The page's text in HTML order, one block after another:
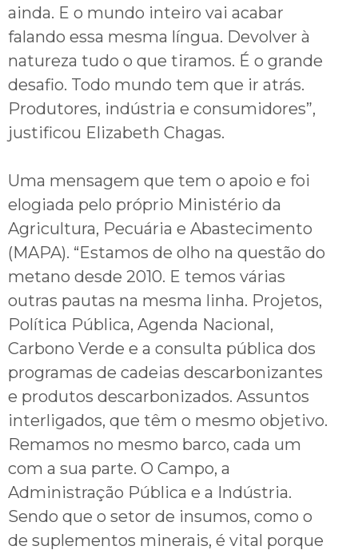
ainda. E o mundo inteiro vai acabar
falando essa mesma língua. Devolver à
natureza tudo o que tiramos. É o grande
desafio. Todo mundo tem que ir atrás.
Produtores, indústria e consumidores”,
justificou Elizabeth Chagas.
Uma mensagem que tem o apoio e foi
elogiada pelo próprio Ministério da
Agricultura, Pecuária e Abastecimento
(MAPA). “Estamos de olho na questão do
metano desde 2010. E temos várias
outras pautas na mesma linha. Projetos,
Política Pública, Agenda Nacional,
Carbono Verde e a consulta pública dos
programas de cadeias descarbonizantes
e produtos descarbonizados. Assuntos
interligados, que têm o mesmo objetivo.
Remamos no mesmo barco, cada um
com a sua parte. O Campo, a
Administração Pública e a Indústria.
Sendo que o setor de insumos, como o
de suplementos minerais, é vital porque